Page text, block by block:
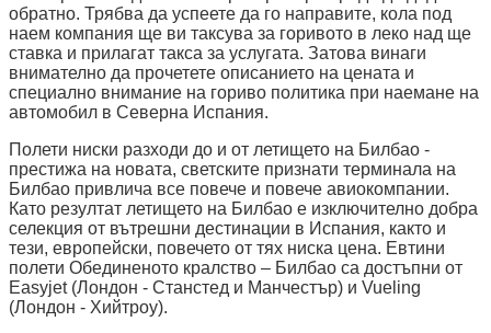
обратно. Трябва да успеете да го направите, кола под
наем компания ще ви таксува за горивото в леко над ще
ставка и прилагат такса за услугата. Затова винаги
внимателно да прочетете описанието на цената и
специално внимание на гориво политика при наемане на
автомобил в Северна Испания.
Полети ниски разходи до и от летището на Билбао -
престижа на новата, светските признати терминала на
Билбао привлича все повече и повече авиокомпании.
Като резултат летището на Билбао е изключително добра
селекция от вътрешни дестинации в Испания, както и
тези, европейски, повечето от тях ниска цена. Евтини
полети Обединеното кралство – Билбао са достъпни от
Easyjet (Лондон - Станстед и Манчестър) и Vueling
(Лондон - Хийтроу).